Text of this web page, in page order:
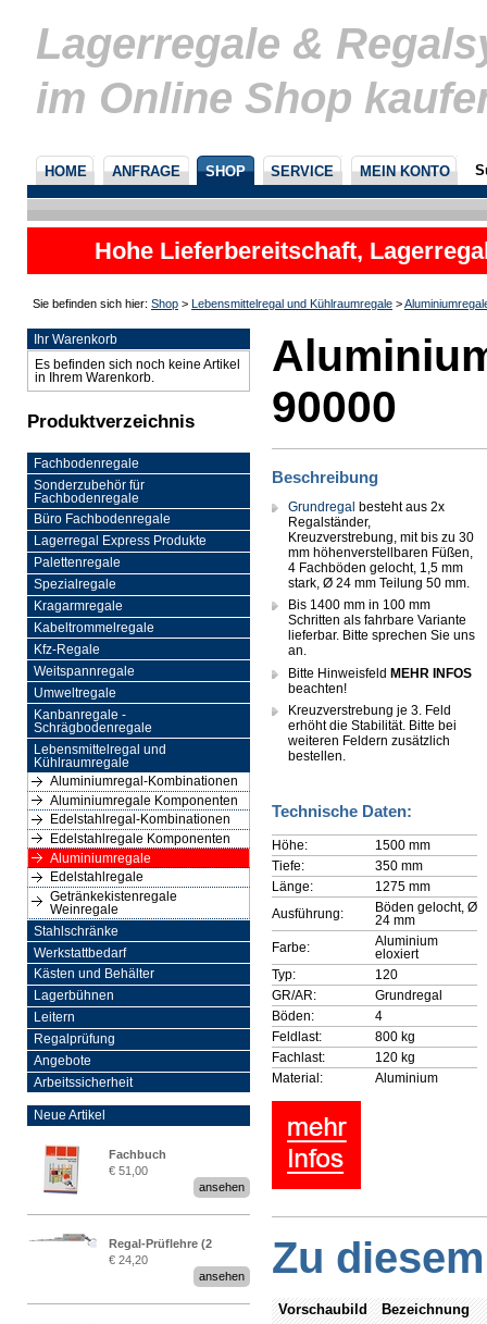
Lagerregale &
im Online Shop
HOME ANFRAGE SHOP SERVICE MEIN KONTO
Hohe Lieferbereitschaft,
nicht
Sie befinden sich hier: Shop > Lebensmittelregal und Kühlraumregale >
Ihr Warenkorb
Es befinden sich noch keine Artikel
in Ihrem Warenkorb.
Produktverzeichnis
Fachbodenregale
Sonderzubehör für
Fachbodenregale
Büro Fachbodenregale
Lagerregal Express Produkte
Palettenregale
Spezialregale
Kragarmregale
Kabeltrommelregale
Kfz-Regale
Weitspannregale
Umweltregale
Kanbanregale -
Schrägbodenregale
Lebensmittelregal und
Kühlraumregale
Aluminiumregal-Kombinationen
Aluminiumregale Komponenten
Edelstahlregal-Kombinationen
Edelstahlregale Komponenten
Aluminiumregale
Edelstahlregale
Getränkekistenregale
Weinregale
Stahlschränke
Werkstattbedarf
Kästen und Behälter
Lagerbühnen
Leitern
Regalprüfung
Angebote
Arbeitssicherheit
Neue Artikel
Fachbuch
„Regalprüfung nach DIN
€ 51,00
ansehen
Regal-Prüflehre (2
Stück)
€ 24,20
ansehen
90000
Beschreibung
Grundregal besteht aus 2x
Regalständer,
Kreuzverstrebung, mit bis zu 30
mm höhenverstellbaren Füßen,
4 Fachböden gelocht, 1,5 mm
stark, Ø 24 mm Teilung 50 mm.
Bis 1400 mm in 100 mm
Schritten als fahrbare Variante
lieferbar. Bitte sprechen Sie uns
an.
Bitte Hinweisfeld MEHR INFOS
beachten!
Kreuzverstrebung je 3. Feld
erhöht die Stabilität. Bitte bei
weiteren Feldern zusätzlich
bestellen.
Technische Daten:
Höhe:
1500 mm
Tiefe:
350 mm
Länge:
1275 mm
Ausführung:
Böden gelocht, Ø
24 mm
Farbe:
Aluminium
eloxiert
Typ:
120
GR/AR:
Grundregal
Böden:
4
Feldlast:
800 kg
Fachlast:
120 kg
Material:
Aluminium
Zu
Vorschaubild Bezeichnung